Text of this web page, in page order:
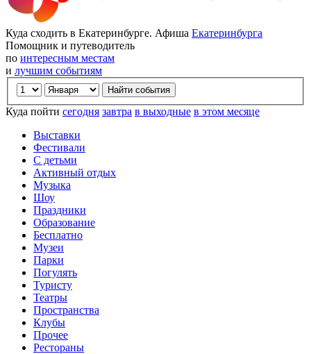
Куда сходить в Екатеринбурге. Афиша Екатеринбурга
Помощник и путеводитель
по интересным местам
и лучшим событиям
Куда пойти сегодня завтра в выходные в этом месяце
Выставки
Фестивали
С детьми
Активный отдых
Музыка
Шоу
Праздники
Образование
Бесплатно
Музеи
Парки
Погулять
Туристу
Театры
Пространства
Клубы
Прочее
Рестораны